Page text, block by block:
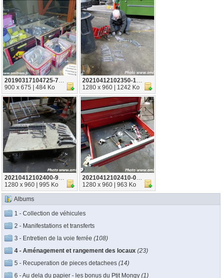
20190317104725-77af412d
900 x 675 | 484 Ko
20210412102350-1b322fc1
1280 x 960 | 1242 Ko
20210412102400-9f67e6be
1280 x 960 | 995 Ko
20210412102410-0d42f0ae
1280 x 960 | 963 Ko
Albums
1 - Collection de véhicules
2 - Manifestations et transferts
3 - Entretien de la voie ferrée (108)
4 - Aménagement et rangement des locaux (23)
5 - Recuperation de pieces detachees (14)
6 - Au dela du papier - les bonus du Ptit Mongy (1)